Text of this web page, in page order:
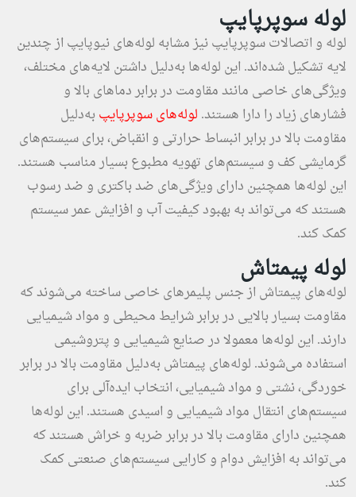
لوله سوپرپایپ
لوله و اتصالات سوپرپایپ نیز مشابه لوله‌های نیوپایپ از چندین
لایه تشکیل شده‌اند. این لوله‌ها به‌دلیل داشتن لایه‌های مختلف،
ویژگی‌های خاصی مانند مقاومت در برابر دماهای بالا و
فشارهای زیاد را دارا هستند. لوله‌های سوپرپایپ به‌دلیل
مقاومت بالا در برابر انبساط حرارتی و انقباض، برای سیستم‌های
گرمایشی کف و سیستم‌های تهویه مطبوع بسیار مناسب هستند.
این لوله‌ها همچنین دارای ویژگی‌های ضد باکتری و ضد رسوب
هستند که می‌تواند به بهبود کیفیت آب و افزایش عمر سیستم
کمک کند.
لوله پیمتاش
لوله‌های پیمتاش از جنس پلیمرهای خاصی ساخته می‌شوند که
مقاومت بسیار بالایی در برابر شرایط محیطی و مواد شیمیایی
دارند. این لوله‌ها معمولا در صنایع شیمیایی و پتروشیمی
استفاده می‌شوند. لوله‌های پیمتاش به‌دلیل مقاومت بالا در برابر
خوردگی، نشتی و مواد شیمیایی، انتخاب ایده‌آلی برای
سیستم‌های انتقال مواد شیمیایی و اسیدی هستند. این لوله‌ها
همچنین دارای مقاومت بالا در برابر ضربه و خراش هستند که
می‌تواند به افزایش دوام و کارایی سیستم‌های صنعتی کمک
کند.